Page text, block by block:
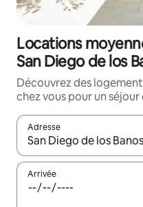
Locations
San Diego de los
Découvrez des
chez vous pour un séjour
Adresse
Lorsque les résultats
Arrivée